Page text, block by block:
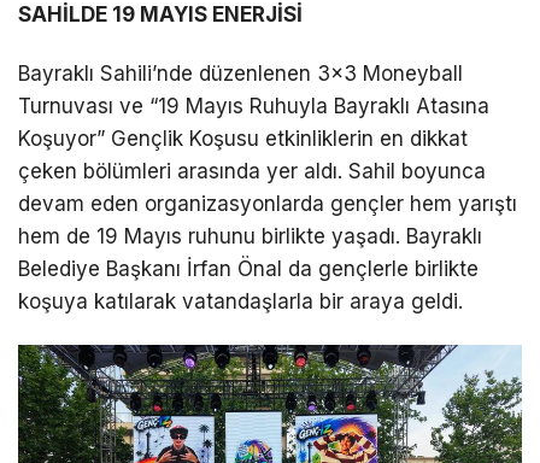
SAHİLDE 19 MAYIS ENERJİSİ
Bayraklı Sahili’nde düzenlenen 3×3 Moneyball
Turnuvası ve “19 Mayıs Ruhuyla Bayraklı Atasına
Koşuyor” Gençlik Koşusu etkinliklerin en dikkat
çeken bölümleri arasında yer aldı. Sahil boyunca
devam eden organizasyonlarda gençler hem yarıştı
hem de 19 Mayıs ruhunu birlikte yaşadı. Bayraklı
Belediye Başkanı İrfan Önal da gençlerle birlikte
koşuya katılarak vatandaşlarla bir araya geldi.